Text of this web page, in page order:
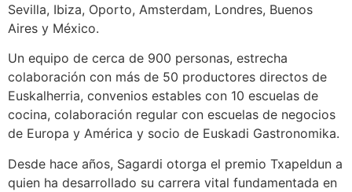
Sevilla, Ibiza, Oporto, Amsterdam, Londres, Buenos
Aires y México.
Un equipo de cerca de 900 personas, estrecha
colaboración con más de 50 productores directos de
Euskalherria, convenios estables con 10 escuelas de
cocina, colaboración regular con escuelas de negocios
de Europa y América y socio de Euskadi Gastronomika.
Desde hace años, Sagardi otorga el premio Txapeldun a
quien ha desarrollado su carrera vital fundamentada en